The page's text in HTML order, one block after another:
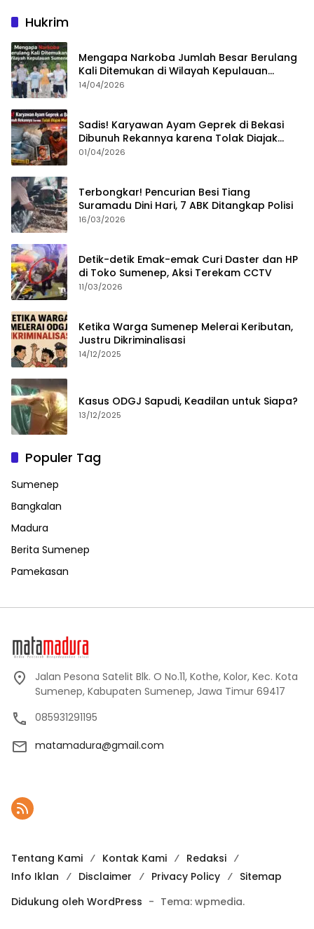
Hukrim
Mengapa Narkoba Jumlah Besar Berulang
Kali Ditemukan di Wilayah Kepulauan
Sumenep?
14/04/2026
Sadis! Karyawan Ayam Geprek di Bekasi
Dibunuh Rekannya karena Tolak Diajak
Merampok Majikan
01/04/2026
Terbongkar! Pencurian Besi Tiang
Suramadu Dini Hari, 7 ABK Ditangkap Polisi
16/03/2026
Detik-detik Emak-emak Curi Daster dan HP
di Toko Sumenep, Aksi Terekam CCTV
11/03/2026
Ketika Warga Sumenep Melerai Keributan,
Justru Dikriminalisasi
14/12/2025
Kasus ODGJ Sapudi, Keadilan untuk Siapa?
13/12/2025
Populer Tag
Sumenep
Bangkalan
Madura
Berita Sumenep
Pamekasan
Jalan Pesona Satelit Blk. O No.11, Kothe, Kolor, Kec. Kota
Sumenep, Kabupaten Sumenep, Jawa Timur 69417
085931291195
matamadura@gmail.com
Tentang Kami Kontak Kami
Redaksi
Info Iklan
Disclaimer Privacy Policy
Sitemap
Didukung oleh WordPress - Tema: wpmedia.